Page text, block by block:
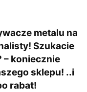
metalu na
Szukacie
– koniecznie
sklepu! ..i
rabat!